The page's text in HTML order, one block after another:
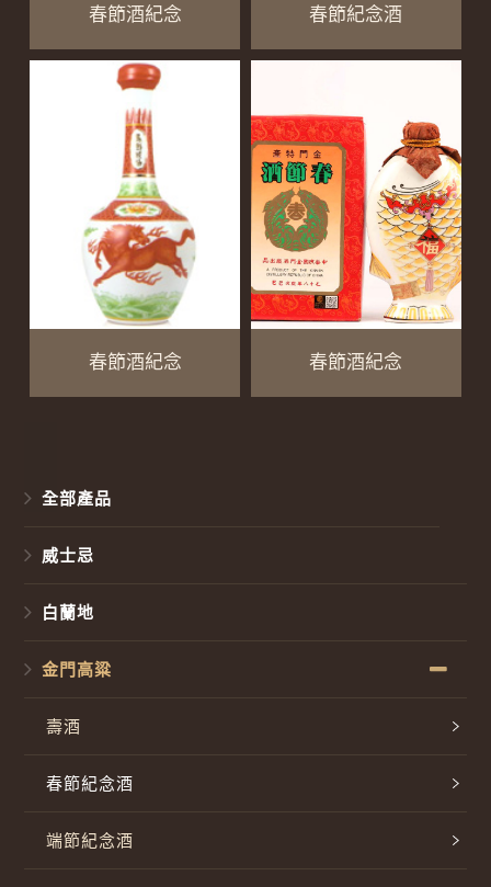
春節酒紀念 春節紀念酒
春節酒紀念 春節酒紀念
全部產品
威士忌
白蘭地
金門高粱
壽酒
春節紀念酒
端節紀念酒